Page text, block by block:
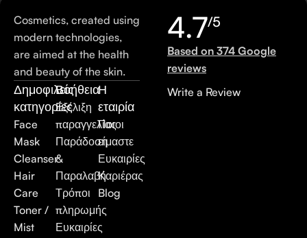
Cosmetics, created using
modern technologies,
are aimed at the health
and beauty of the skin.
Δημοφιλείς
κατηγορίες
Face
Mask
Cleanser
Hair
Care
Toner /
Mist
Βοήθεια
Εξέλιξη
παραγγελίας
Παράδοση
&
Παραλαβή
Τρόποι
πληρωμής
Ευκαιρίες
Η
εταιρία
Ποιοι
είμαστε
Ευκαιρίες
Καριέρας
Blog
4.7/5
Based on 374 Google
reviews
Write a Review